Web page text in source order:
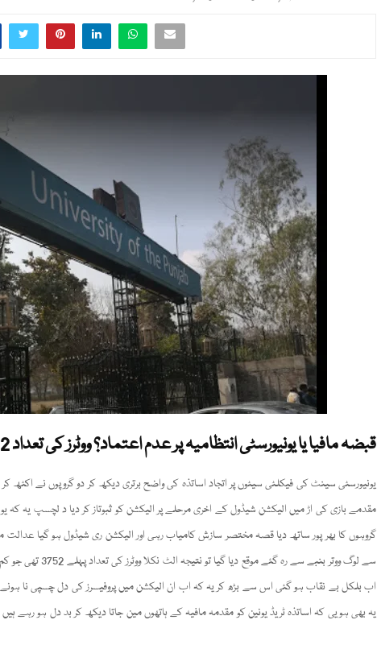
قبضہ مافیا یا یونیورسٹی انتظامیہ پر عدم اعتماد؟ ووٹرز کی تعداد 3752سے 3496 رہ گئی
یونیورسٹی سینٹ کی فیکلٹی سیٹوں پر اتجاد اساتذہ کی واضح برتری دیکھ کر دو گروپوں نے اکٹھ
مقدمے بازی کی اڑ میں الیکشن شیڈول کے اخری مرحلے پر الیکشن کو ثبوتاز کر دیا د لچسپ یہ کہ
گروہوں کا بھر پور ساتھ دیا قصہ مختصر سازش کامیاب رہی اور الیکشن ری شیڈول ہو گیا عدالت
اب بلکل بے نقاب ہو گئی اس سے بڑھ کر یہ کہ اب ان الیکشن میں پروفیسرز کی دل چسپی نا
یہ بھی ہویی کہ اساتذہ ٹریڈ یونین کو مقدمہ مافیہ کے ہاتھوں مین جاتا دیکھ کر بد دل ہو رہے ہیں